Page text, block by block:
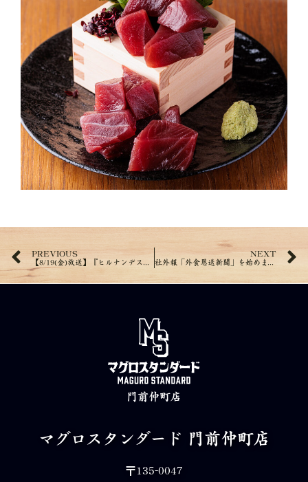
PREVIOUS
【8/19(金)放送】『ヒルナンデス！』で紹介されました！
NEXT
社外報「外食恩送新聞」を始めました！
門前仲町店
マグロスタンダード 門前仲町店
〒135-0047